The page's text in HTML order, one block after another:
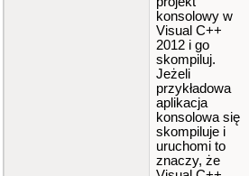
konsolowy w
Visual C++
2012 i go
skompiluj.
Jeżeli
przykładowa
aplikacja
konsolowa się
skompiluje i
uruchomi to
znaczy, że